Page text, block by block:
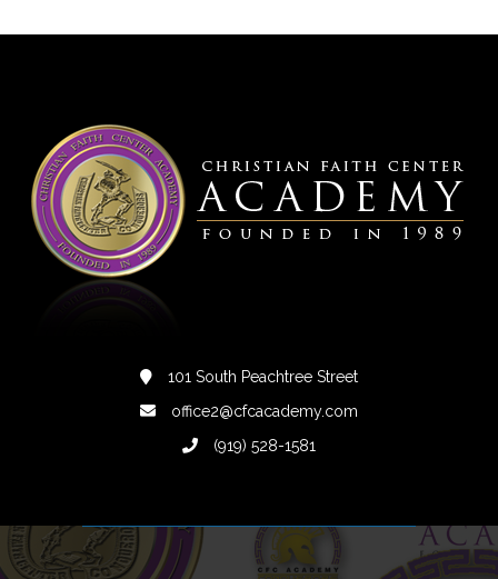
101 South Peachtree Street
office2@cfcacademy.com
(919) 528-1581